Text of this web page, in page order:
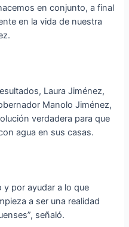
en conjunto, a final
en la vida de nuestra
Laura Jiménez,
Manolo Jiménez,
verdadera para que
agua en sus casas.
y por ayudar a lo que
a ser una realidad
señaló.